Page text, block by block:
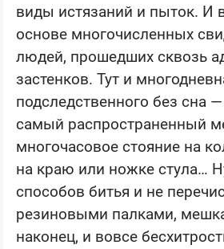
виды истязаний и пыток. И
основе многочисленных
людей, прошедших сквозь
застенков. Тут и
подследственного без сна —
самый распространенный
многочасовое стояние на
на краю или ножке стула…
способов битья и не
резиновыми палками,
наконец, и вовсе